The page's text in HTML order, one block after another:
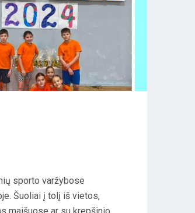
sporto varžybose
Šuoliai į tolį iš vietos,